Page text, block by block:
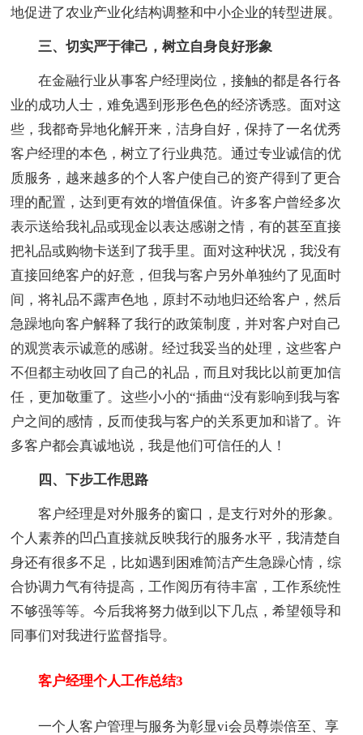
地促进了农业产业化结构调整和中小企业的转型进展。
三、切实严于律己，树立自身良好形象
在金融行业从事客户经理岗位，接触的都是各行各
业的成功人士，难免遇到形形色色的经济诱惑。面对这
些，我都奇异地化解开来，洁身自好，保持了一名优秀
客户经理的本色，树立了行业典范。通过专业诚信的优
质服务，越来越多的个人客户使自己的资产得到了更合
理的配置，达到更有效的增值保值。许多客户曾经多次
表示送给我礼品或现金以表达感谢之情，有的甚至直接
把礼品或购物卡送到了我手里。面对这种状况，我没有
直接回绝客户的好意，但我与客户另外单独约了见面时
间，将礼品不露声色地，原封不动地归还给客户，然后
急躁地向客户解释了我行的政策制度，并对客户对自己
的观赏表示诚意的感谢。经过我妥当的处理，这些客户
不但都主动收回了自己的礼品，而且对我比以前更加信
任，更加敬重了。这些小小的“插曲“没有影响到我与客
户之间的感情，反而使我与客户的关系更加和谐了。许
多客户都会真诚地说，我是他们可信任的人！
四、下步工作思路
客户经理是对外服务的窗口，是支行对外的形象。
个人素养的凹凸直接就反映我行的服务水平，我清楚自
身还有很多不足，比如遇到困难简洁产生急躁心情，综
合协调力气有待提高，工作阅历有待丰富，工作系统性
不够强等等。今后我将努力做到以下几点，希望领导和
同事们对我进行监督指导。
客户经理个人工作总结3
一个人客户管理与服务为彰显vi会员尊崇倍至、享